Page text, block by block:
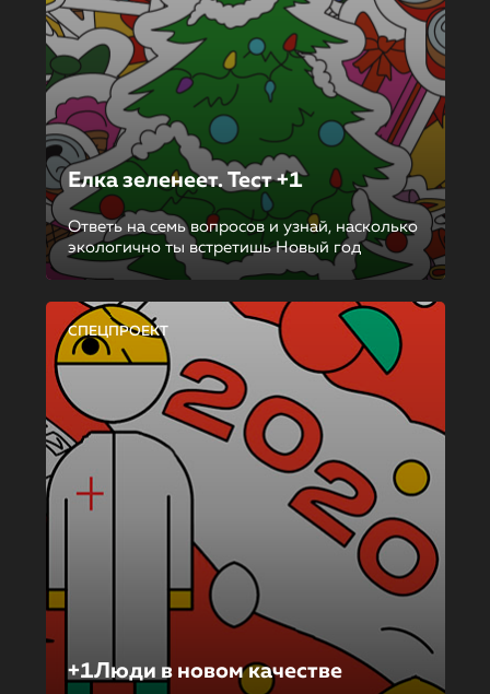
Елка зеленеет. Тест +1
Ответь на семь вопросов и узнай, насколько
экологично ты встретишь Новый год
СПЕЦПРОЕКТ
+1Люди в новом качестве